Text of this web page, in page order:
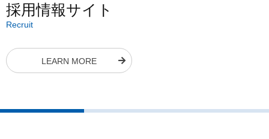
採用情報サイト
Recruit
LEARN MORE